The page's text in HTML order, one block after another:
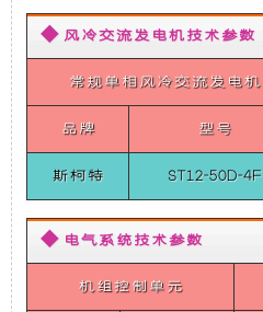
了
装
置，
斯
柯
特
柴
油
超
静
音
车
载
发
电
机
组
（整
◆ 风冷交流发电机技术参数
常规单相风冷交流发电机
品牌 型号
斯柯特 ST12-50D-4F
◆ 电气系统技术参数
机组控制单元